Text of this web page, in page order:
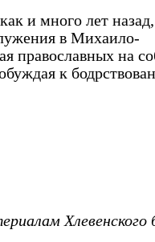
и много лет назад,
в Михаило-
православных на
к
Хлевенского